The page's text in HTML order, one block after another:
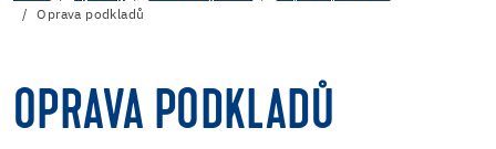
Oprava podkladů
OPRAVA PODKLADŮ